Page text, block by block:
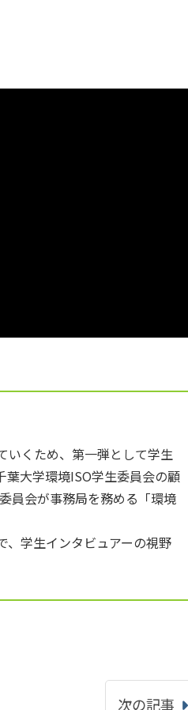
くため、第一弾として学生
葉大学環境ISO学生委員会の顧
員会が事務局を務める「環境
学生インタビュアーの視野
次の記事